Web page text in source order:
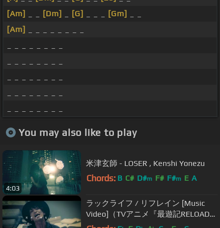
[Am]
[Dm] [G] [Gm]
[Am]
You may also like to play
4:03
米津玄師 - LOSER , Kenshi Yonezu
Chords: B C# D#m F# F#m E A
ラックライフ / リフレイン [Music
Video]（TVアニメ『最遊記RELOAD
BLAST』エンディング主題歌 ）